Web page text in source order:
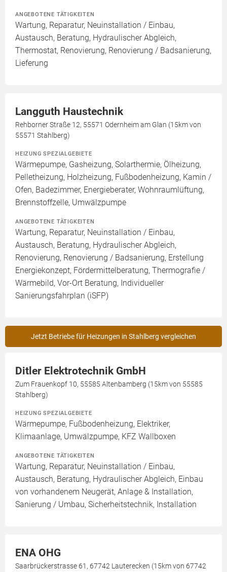
ANGEBOTENE TÄTIGKEITEN
Wartung, Reparatur, Neuinstallation / Einbau,
Austausch, Beratung, Hydraulischer Abgleich,
Thermostat, Renovierung, Renovierung / Badsanierung,
Lieferung
Langguth Haustechnik
Rehborner Straße 12, 55571 Odernheim am Glan (15km von
55571 Stahlberg)
HEIZUNG SPEZIALGEBIETE
Wärmepumpe, Gasheizung, Solarthermie, Ölheizung,
Pelletheizung, Holzheizung, Fußbodenheizung, Kamin /
Ofen, Badezimmer, Energieberater, Wohnraumlüftung,
Brennstoffzelle, Umwälzpumpe
ANGEBOTENE TÄTIGKEITEN
Wartung, Reparatur, Neuinstallation / Einbau,
Austausch, Beratung, Hydraulischer Abgleich,
Renovierung, Renovierung / Badsanierung, Erstellung
Energiekonzept, Fördermittelberatung, Thermografie /
Wärmebild, Vor-Ort Beratung, Individueller
Sanierungsfahrplan (iSFP)
Jetzt Betriebe für Heizungen in Stahlberg vergleichen
Ditler Elektrotechnik GmbH
Zum Frauenkopf 10, 55585 Altenbamberg (15km von 55585
Stahlberg)
HEIZUNG SPEZIALGEBIETE
Wärmepumpe, Fußbodenheizung, Elektriker,
Klimaanlage, Umwälzpumpe, KFZ Wallboxen
ANGEBOTENE TÄTIGKEITEN
Wartung, Reparatur, Neuinstallation / Einbau,
Austausch, Beratung, Hydraulischer Abgleich, Einbau
von vorhandenem Neugerät, Anlage & Installation,
Sanierung / Umbau, Sicherheitstechnik, Installation
ENA OHG
Saarbrückerstrasse 61, 67742 Lauterecken (15km von 67742